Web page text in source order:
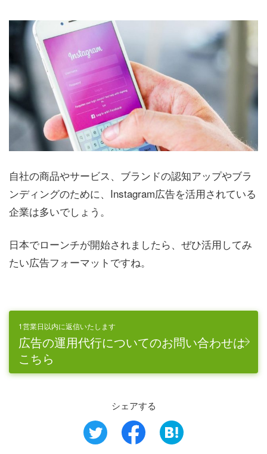
自社の商品やサービス、ブランドの認知アップやブラ
ンディングのために、Instagram広告を活用されている
企業は多いでしょう。
日本でローンチが開始されましたら、ぜひ活用してみ
たい広告フォーマットですね。
1営業日以内に返信いたします
広告の運用代行についてのお問い合わせは
こちら
シェアする